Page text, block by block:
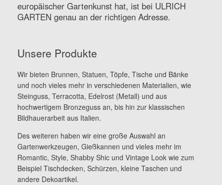
europäischer Gartenkunst hat, ist bei ULRICH
GARTEN genau an der richtigen Adresse.
Unsere Produkte
Wir bieten Brunnen, Statuen, Töpfe, Tische und Bänke
und noch vieles mehr in verschiedenen Materialien, wie
Steinguss, Terracotta, Edelrost (Metall) und aus
hochwertigem Bronzeguss an, bis hin zur klassischen
Bildhauerarbeit aus Italien.
Des weiteren haben wir eine große Auswahl an
Gartenwerkzeugen, Gießkannen und vieles mehr im
Romantic, Style, Shabby Shic und Vintage Look wie zum
Beispiel Tischdecken, Schürzen, kleine Taschen und
andere Dekoartikel.